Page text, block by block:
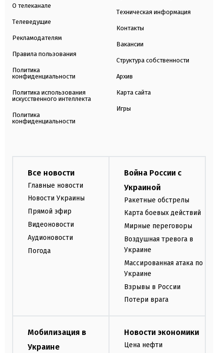
О телеканале
Телеведущие
Рекламодателям
Правила пользования
Политика
конфиденциальности
Политика использования
искусственного интеллекта
Политика
конфиденциальности
Техническая информация
Контакты
Вакансии
Структура собственности
Архив
Карта сайта
Игры
Все новости
Главные новости
Новости Украины
Прямой эфир
Видеоновости
Аудионовости
Погода
Война России с
Украиной
Ракетные обстрелы
Карта боевых действий
Мирные переговоры
Воздушная тревога в
Украине
Массированная атака по
Украине
Взрывы в России
Потери врага
Мобилизация в
Украине
Новости экономики
Цена нефти